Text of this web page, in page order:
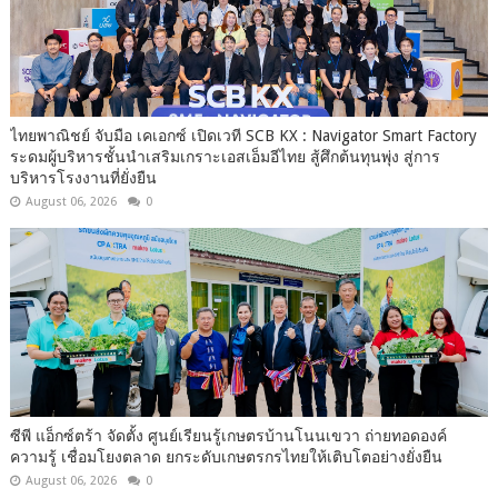
ไทยพาณิชย์ จับมือ เคเอกซ์ เปิดเวที SCB KX : Navigator Smart Factory
ระดมผู้บริหารชั้นนำเสริมเกราะเอสเอ็มอีไทย สู้ศึกต้นทุนพุ่ง สู่การ
บริหารโรงงานที่ยั่งยืน
August 06, 2026 0
ซีพี แอ็กซ์ตร้า จัดตั้ง ศูนย์เรียนรู้เกษตรบ้านโนนเขวา ถ่ายทอดองค์
ความรู้ เชื่อมโยงตลาด ยกระดับเกษตรกรไทยให้เติบโตอย่างยั่งยืน
August 06, 2026 0